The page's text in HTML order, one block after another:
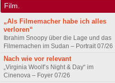
Film.
„Als Filmemacher habe ich alles
verloren“
Ibrahim Snoopy über die Lage und das
Filmemachen im Sudan – Portrait 07/26
Nach wie vor relevant
„Virginia Woolf’s Night & Day“ im
Cinenova – Foyer 07/26